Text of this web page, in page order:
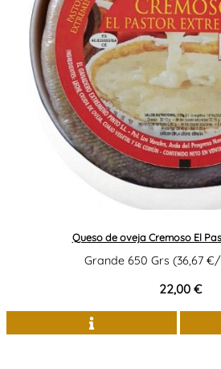
Queso de oveja Cremoso El
Grande 650 Grs (36,67
22,00 €